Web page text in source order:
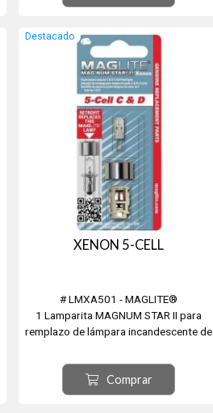
Destacado
XENON 5-CELL
# LMXA501 - MAGLITE®
1 Lamparita MAGNUM STAR II para
remplazo de lámpara incandescente de
Comprar